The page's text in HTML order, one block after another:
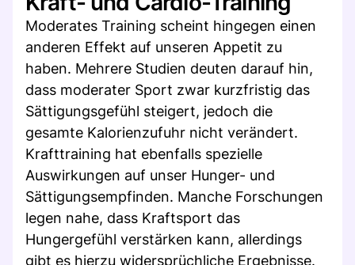
Moderates Training scheint hingegen einen
anderen Effekt auf unseren Appetit zu
haben. Mehrere Studien deuten darauf hin,
dass moderater Sport zwar kurzfristig das
Sättigungsgefühl steigert, jedoch die
gesamte Kalorienzufuhr nicht verändert.
Krafttraining hat ebenfalls spezielle
Auswirkungen auf unser Hunger- und
Sättigungsempfinden. Manche Forschungen
legen nahe, dass Kraftsport das
Hungergefühl verstärken kann, allerdings
gibt es hierzu widersprüchliche Ergebnisse.